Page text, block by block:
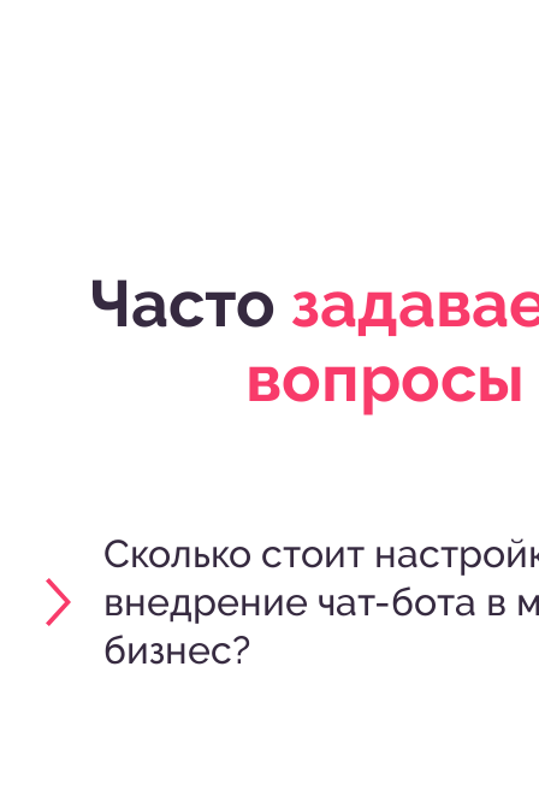
Часто
вопросы
Сколько стоит
внедрение чат-бота в
бизнес?